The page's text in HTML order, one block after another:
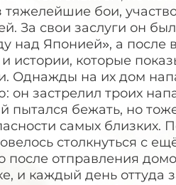
тяжелейшие бои,
За свои заслуги он
над Японией», а после
истории, которые
Однажды на их дом
он застрелил троих
пытался бежать, но
самых близких.
столкнуться с
после отправления
и каждый день оттуда